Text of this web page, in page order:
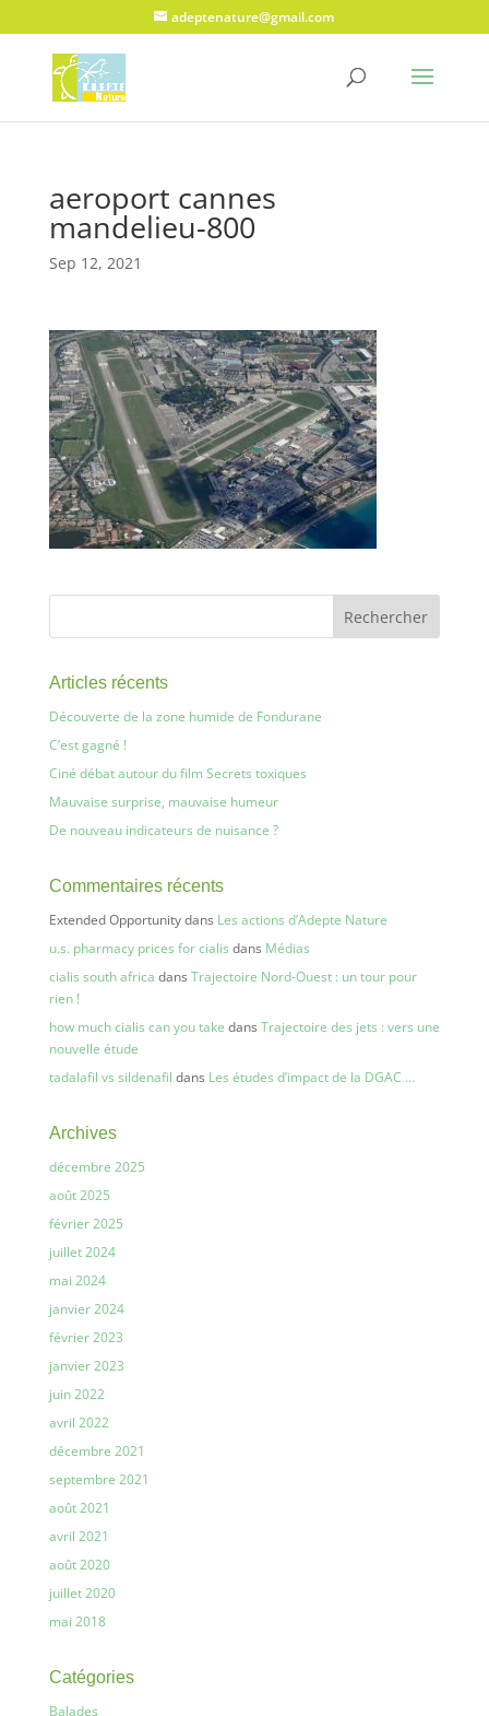
adeptenature@gmail.com
aeroport cannes
mandelieu-800
Sep 12, 2021
Articles récents
Découverte de la zone humide de Fondurane
C’est gagné !
Ciné débat autour du film Secrets toxiques
Mauvaise surprise, mauvaise humeur
De nouveau indicateurs de nuisance ?
Commentaires récents
Extended Opportunitydans Les actions d’Adepte Nature
u.s. pharmacy prices for cialis dans Médias
cialis south africa dans Trajectoire Nord-Ouest : un tour pour
rien !
how much cialis can you take dans Trajectoire des jets : vers une
nouvelle étude
tadalafil vs sildenafil dans Les études d’impact de la DGAC …
Archives
décembre 2025
août 2025
février 2025
juillet 2024
mai 2024
janvier 2024
février 2023
janvier 2023
juin 2022
avril 2022
décembre 2021
septembre 2021
août 2021
avril 2021
août 2020
juillet 2020
mai 2018
Catégories
Balades